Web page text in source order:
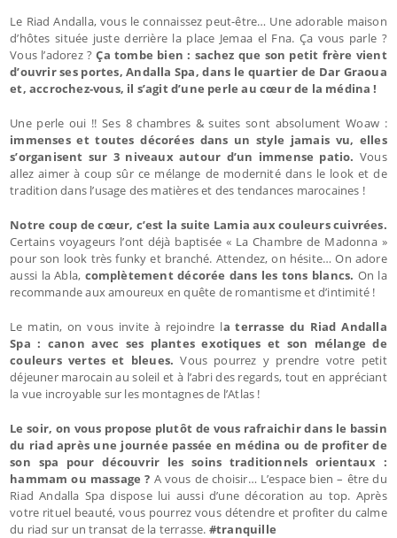
Le Riad Andalla, vous le connaissez peut-être… Une adorable maison
d’hôtes située juste derrière la place Jemaa el Fna. Ça vous parle ?
Vous l’adorez ?Ça tombe bien : sachez que son petit frère vient
d’ouvrir ses portes, Andalla Spa, dans le quartier de Dar Graoua
et, accrochez-vous, il s’agit d’une perle au cœur de la médina !
Une perle oui !! Ses 8 chambres & suites sont absolument Woaw :
immenses et toutes décorées dans un style jamais vu, elles
s’organisent sur 3 niveaux autour d’un immense patio.Vous
allez aimer à coup sûr ce mélange de modernité dans le look et de
tradition dans l’usage des matières et des tendances marocaines !
Notre coup de cœur, c’est la suite Lamia aux couleurs cuivrées.
Certains voyageurs l’ont déjà baptisée « La Chambre de Madonna »
pour son look très funky et branché. Attendez, on hésite… On adore
aussi la Abla, complètement décorée dans les tons blancs. On la
recommande aux amoureux en quête de romantisme et d’intimité !
Le matin, on vous invite à rejoindre la terrasse du Riad Andalla
Spa : canon avec ses plantes exotiques et son mélange de
couleurs vertes et bleues.Vous pourrez y prendre votre petit
déjeuner marocain au soleil et à l’abri des regards, tout en appréciant
la vue incroyable sur les montagnes de l’Atlas !
Le soir, on vous propose plutôt de vous rafraichir dans le bassin
du riad après une journée passée en médina ou de profiter de
son spa pour découvrir les soins traditionnels orientaux :
hammam ou massage ? A vous de choisir… L’espace bien – être du
Riad Andalla Spa dispose lui aussi d’une décoration au top. Après
votre rituel beauté, vous pourrez vous détendre et profiter du calme
du riad sur un transat de la terrasse. #tranquille